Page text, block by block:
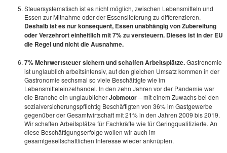
Steuersystematisch ist es nicht möglich, zwischen Lebensmitteln und
Essen zur Mitnahme oder der Essenslieferung zu differenzieren.
Deshalb ist es nur konsequent, Essen unabhängig von Zubereitung
oder Verzehrort einheitlich mit 7% zu versteuern. Dieses ist in der EU
die Regel und nicht die Ausnahme.
7% Mehrwertsteuer sichern und schaffen Arbeitsplätze.Gastronomie
ist unglaublich arbeitsintensiv, auf den gleichen Umsatz kommen in der
Gastronomie sechsmal so viele Beschäftigte wie im
Lebensmitteleinzelhandel. In den zehn Jahren vor der Pandemie war
die Branche ein unglaublicherJobmotor– mit einem Zuwachs bei den
sozialversicherungspflichtig Beschäftigten von 36% im Gastgewerbe
gegenüber der Gesamtwirtschaft mit 21% in den Jahren 2009 bis 2019.
Wir schaffen Arbeitsplätze für Fachkräfte wie für Geringqualifizierte. An
diese Beschäftigungserfolge wollen wir auch im
gesamtgesellschaftlichen Interesse wieder anknüpfen.